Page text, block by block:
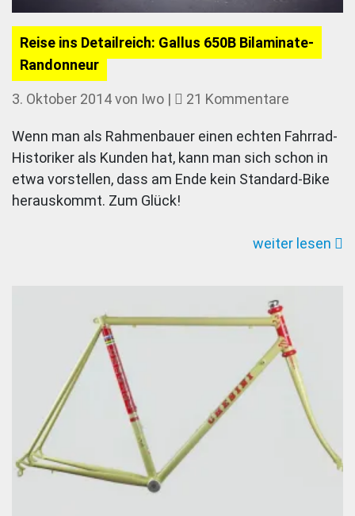
Reise ins Detailreich: Gallus 650B Bilaminate-
Randonneur
3. Oktober 2014von Iwo | 21 Kommentare
ins
Gallus
Wenn man als Rahmenbauer einen echten Fahrrad-
Historiker als Kunden hat, kann man sich schon in
etwa vorstellen, dass am Ende kein Standard-Bike
herauskommt. Zum Glück!
weiter lesen